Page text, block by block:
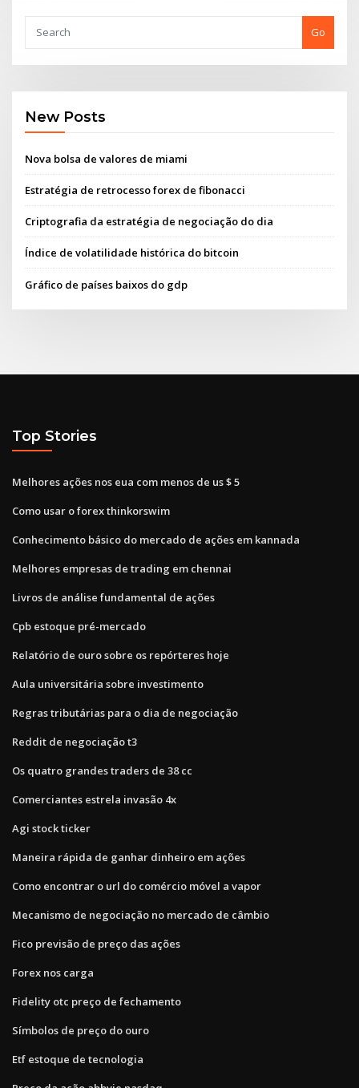
Go
New Posts
Nova bolsa de valores de miami
Estratégia de retrocesso forex de fibonacci
Criptografia da estratégia de negociação do dia
Índice de volatilidade histórica do bitcoin
Gráfico de países baixos do gdp
Top Stories
Melhores ações nos eua com menos de us $ 5
Como usar o forex thinkorswim
Conhecimento básico do mercado de ações em kannada
Melhores empresas de trading em chennai
Livros de análise fundamental de ações
Cpb estoque pré-mercado
Relatório de ouro sobre os repórteres hoje
Aula universitária sobre investimento
Regras tributárias para o dia de negociação
Reddit de negociação t3
Os quatro grandes traders de 38 cc
Comerciantes estrela invasão 4x
Agi stock ticker
Maneira rápida de ganhar dinheiro em ações
Como encontrar o url do comércio móvel a vapor
Mecanismo de negociação no mercado de câmbio
Fico previsão de preço das ações
Forex nos carga
Fidelity otc preço de fechamento
Símbolos de preço do ouro
Etf estoque de tecnologia